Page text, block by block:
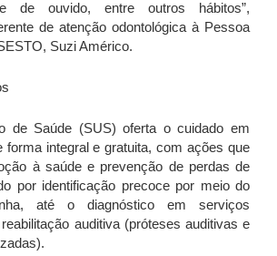
de ouvido, entre outros hábitos”,
de atenção odontológica à Pessoa
Suzi Américo.
de Saúde (SUS) oferta o cuidado em
forma integral e gratuita, com ações que
à saúde e prevenção de perdas de
por identificação precoce por meio do
até o diagnóstico em serviços
auditiva (próteses auditivas e